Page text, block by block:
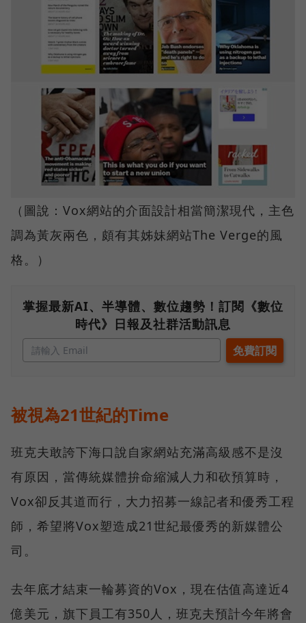
（圖說：Vox網站的介面設計相當簡潔現代，主色
調為黃灰兩色，頗有其姊妹網站The Verge的風
格。）
掌握最新AI、半導體、數位趨勢！訂閱《數位
時代》日報及社群活動訊息
被視為21世紀的Time
班克夫敢誇下海口說自家網站充滿高級感不是沒
有原因，當傳統媒體拚命縮減人力和砍預算時，
Vox卻反其道而行，大力招募一線記者和優秀工程
師，希望將Vox塑造成21世紀最優秀的新媒體公
司。
去年底才結束一輪募資的Vox，現在估值高達近4
億美元，旗下員工有350人，班克夫預計今年將會